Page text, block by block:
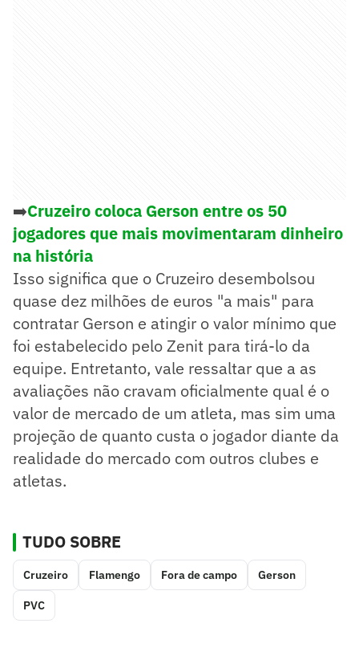
➡️Cruzeiro coloca Gerson entre os 50
jogadores que mais movimentaram dinheiro
na história
Isso significa que o Cruzeiro desembolsou
quase dez milhões de euros "a mais" para
contratar Gerson e atingir o valor mínimo que
foi estabelecido pelo Zenit para tirá-lo da
equipe. Entretanto, vale ressaltar que a as
avaliações não cravam oficialmente qual é o
valor de mercado de um atleta, mas sim uma
projeção de quanto custa o jogador diante da
realidade do mercado com outros clubes e
atletas.
TUDO SOBRE
Cruzeiro Flamengo Fora de campo Gerson
PVC